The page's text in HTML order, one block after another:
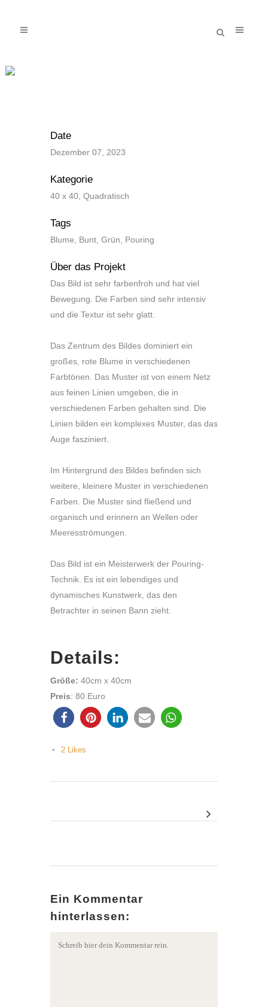
Date
Dezember 07, 2023
Kategorie
40 x 40, Quadratisch
Tags
Blume, Bunt, Grün, Pouring
Über das Projekt
Das Bild ist sehr farbenfroh und hat viel
Bewegung. Die Farben sind sehr intensiv
und die Textur ist sehr glatt.
Das Zentrum des Bildes dominiert ein
großes, rote Blume in verschiedenen
Farbtönen. Das Muster ist von einem Netz
aus feinen Linien umgeben, die in
verschiedenen Farben gehalten sind. Die
Linien bilden ein komplexes Muster, das das
Auge fasziniert.
Im Hintergrund des Bildes befinden sich
weitere, kleinere Muster in verschiedenen
Farben. Die Muster sind fließend und
organisch und erinnern an Wellen oder
Meeresströmungen.
Das Bild ist ein Meisterwerk der Pouring-
Technik. Es ist ein lebendiges und
dynamisches Kunstwerk, das den
Betrachter in seinen Bann zieht.
Details:
Größe: 40cm x 40cm
Preis: 80 Euro
2 Likes
Ein Kommentar
hinterlassen: